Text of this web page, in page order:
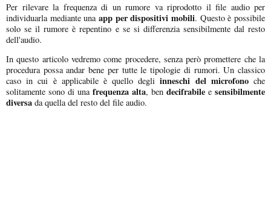
Per rilevare la frequenza di un rumore va riprodotto il file audio per
individuarla mediante unaapp per dispositivi mobili. Questo è possibile
solo se il rumore è repentino e se si differenzia sensibilmente dal resto
dell'audio.
In questo articolo vedremo come procedere, senza però promettere che la
procedura possa andar bene per tutte le tipologie di rumori. Un classico
caso in cui è applicabile è quello degli inneschi del microfonoche
solitamente sono di una frequenza alta, ben decifrabile e sensibilmente
diversa da quella del resto del file audio.